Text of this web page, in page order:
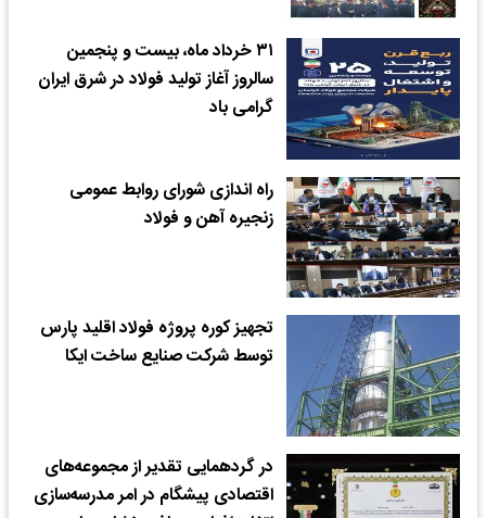
۳۱ خرداد ماه، بیست و پنجمین
سالروز آغاز تولید فولاد در شرق ایران
گرامی باد
راه اندازی شورای روابط عمومی
زنجیره آهن و فولاد
تجهیز کوره پروژه فولاد اقلید پارس
توسط شرکت صنایع ساخت ایکا
در گردهمایی تقدیر از مجموعه‌های
اقتصادی پیشگام در امر مدرسه‌سازی